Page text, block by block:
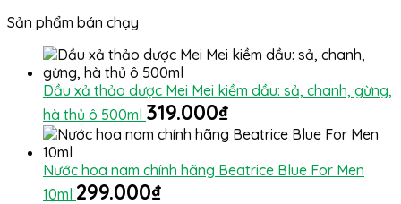
Sản phẩm bán chạy
Dầu xả thảo dược Mei Mei kiềm dầu: sả, chanh, gừng,
hà thủ ô 500ml 319.000₫
Nước hoa nam chính hãng Beatrice Blue For Men
10ml 299.000₫